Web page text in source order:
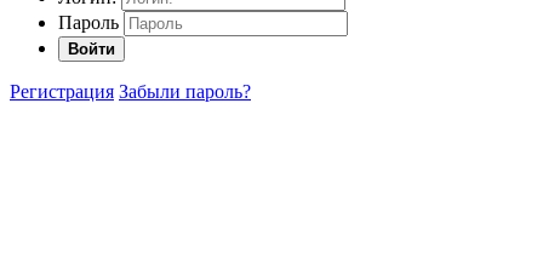
Пароль
Войти
Регистрация Забыли пароль?